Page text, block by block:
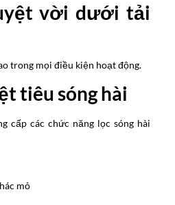
vời dưới tải
trong mọi điều kiện hoạt động.
tiêu sóng hài
cấp các chức năng lọc sóng hài
mỏ